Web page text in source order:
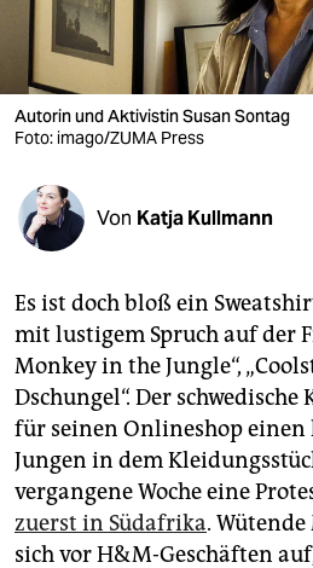
wahrheit
verlag
verlag
veranstaltungen
shop
unterstützen
abo
genossenschaft
epaper login
Autorin und Aktivistin Susan Sontag
Foto: imago/ZUMA Press
Von Katja Kullmann
Es ist doch bloß ein
mit lustigem Spruch auf der
Monkey in the Jungle“,
Dschungel“. Der
für seinen Onlineshop einen
Jungen in dem
vergangene Woche eine
zuerst in Südafrika.
sich vor H&M-Geschäften